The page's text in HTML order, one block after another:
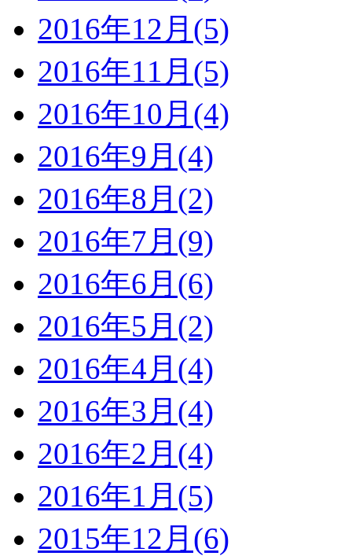
2016年12月(5)
2016年11月(5)
2016年10月(4)
2016年9月(4)
2016年8月(2)
2016年7月(9)
2016年6月(6)
2016年5月(2)
2016年4月(4)
2016年3月(4)
2016年2月(4)
2016年1月(5)
2015年12月(6)